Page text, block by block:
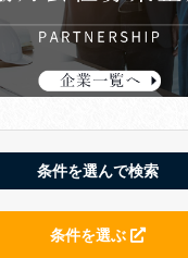
条件を選んで検索
条件を選ぶ